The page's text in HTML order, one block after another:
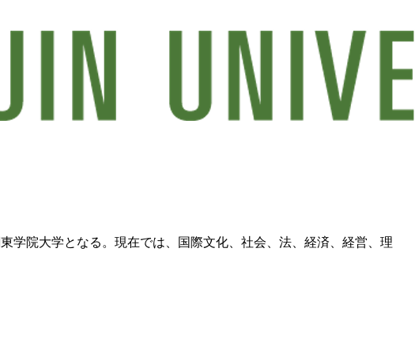
学院大学となる。現在では、国際文化、社会、法、経済、経営、理